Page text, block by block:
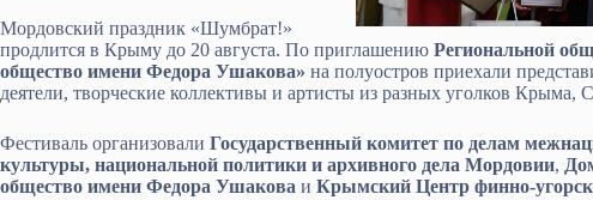
Мордовский праздник «Шумбрат!»
продлится в Крыму до 20 августа. По приглашению Региональной
общество имени Федора Ушакова» на полуостров приехали
деятели, творческие коллективы и артисты из разных уголков Крыма,
Фестиваль организовали Государственный комитет по делам
культуры, национальной политики и архивного дела Мордовии,
общество имени Федора Ушакова и Крымский Центр финно-